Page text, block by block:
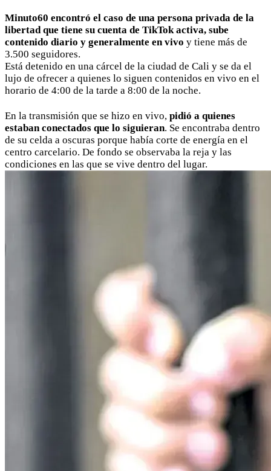
Minuto60 encontró el caso de una persona privada de la
libertad que tiene su cuenta de TikTok activa, sube
contenido diario y generalmente en vivo y tiene más de
3.500 seguidores.
Está detenido en una cárcel de la ciudad de Cali y se da el
lujo de ofrecer a quienes lo siguen contenidos en vivo en el
horario de 4:00 de la tarde a 8:00 de la noche.
En la transmisión que se hizo en vivo, pidió a quienes
estaban conectados que lo siguieran. Se encontraba dentro
de su celda a oscuras porque había corte de energía en el
centro carcelario. De fondo se observaba la reja y las
condiciones en las que se vive dentro del lugar.